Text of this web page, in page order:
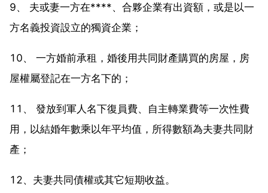
9、 夫或妻一方在****、合夥企業有出資額，或是以一
方名義投資設立的獨資企業；
10、 一方婚前承租，婚後用共同財產購買的房屋，房
屋權屬登記在一方名下的；
11、 發放到軍人名下復員費、自主轉業費等一次性費
用，以結婚年數乘以年平均值，所得數額為夫妻共同財
產；
12、夫妻共同債權或其它短期收益。